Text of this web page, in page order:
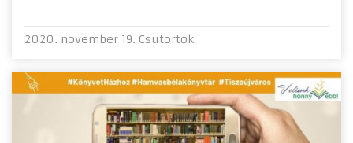
2020. november 19. Csütörtök